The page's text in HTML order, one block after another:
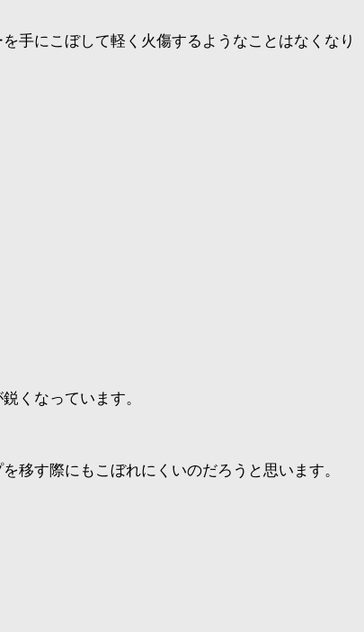
手にこぼして軽く火傷するようなことはなくなり
くなっています。
移す際にもこぼれにくいのだろうと思います。